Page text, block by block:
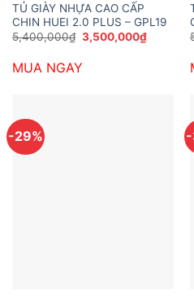
TỦ GIÀY NHỰA CAO CẤP
CHIN HUEI 2.0 PLUS – GPL19
5,400,000₫ Giá
gốc
5,400,000₫.
3,500,000₫Giá
hiện
MUA NGAY
-29%